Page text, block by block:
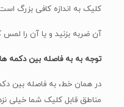
کلیک به اندازه کافی بزرگ
آن ضربه بزنید و یا آن را لمس
توجه به به فاصله بین دکمه
در همان خط، به فاصله بین
مناطق قابل کلیک شما خیلی